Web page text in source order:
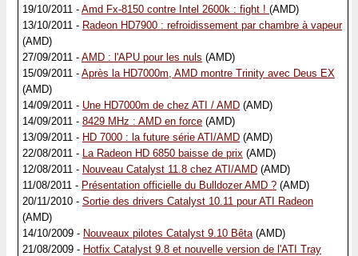
19/10/2011 - Amd Fx-8150 contre Intel 2600k : fight ! (AMD)
13/10/2011 - Radeon HD7900 : refroidissement par chambre à vapeur
(AMD)
27/09/2011 - AMD : l'APU pour les nuls (AMD)
15/09/2011 - Après la HD7000m, AMD montre Trinity avec Deus EX
(AMD)
14/09/2011 - Une HD7000m de chez ATI / AMD (AMD)
14/09/2011 - 8429 MHz : AMD en force (AMD)
13/09/2011 - HD 7000 : la future série ATI/AMD (AMD)
22/08/2011 - La Radeon HD 6850 baisse de prix (AMD)
12/08/2011 - Nouveau Catalyst 11.8 chez ATI/AMD (AMD)
11/08/2011 - Présentation officielle du Bulldozer AMD ? (AMD)
20/11/2010 - Sortie des drivers Catalyst 10.11 pour ATI Radeon
(AMD)
14/10/2009 - Nouveaux pilotes Catalyst 9.10 Bêta(AMD)
21/08/2009 - Hotfix Catalyst 9.8 et nouvelle version de l'ATI Tray